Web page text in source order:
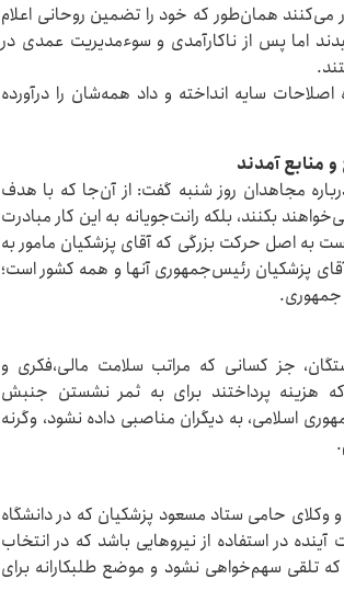
می‌کنند همان‌طور که خود را تضمین روحانی اعلام
اما پس از ناکارآمدی و سوءمدیریت عمدی در
اشاره کردیم که سهم خواهی و غنیمت طلبی بر اردوگاه اصلاحات سایه انداخته و داد همه‎‌شان را درآورده
منابع آمدند
مجاهدان روز شنبه گفت: از آن‌جا که با هدف
بکنند، بلکه رانت‌جویانه به این کار مبادرت
به اصل حرکت بزرگی که آقای پزشکیان مامور به
پزشکیان رئیس‌جمهوری آنها و همه کشور است؛
جمهوری.
جز کسانی که مراتب سلامت مالی‌،فکری‌ و
هزینه پرداختند برای به ثمر نشستن جنبش
اسلامی، به دیگران مناصبی داده نشود، وگرنه
حامی ستاد مسعود پزشکیان که در دانشگاه
در استفاده‌ از نیروهایی باشد که در انتخاب
تلقی سهم‌خواهی نشود و موضع طلبکارانه برای